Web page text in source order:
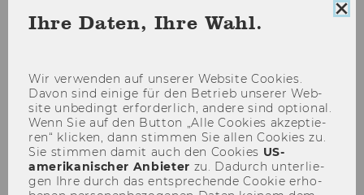
Mai 2012
Ihre Daten, Ihre Wahl.
Wir ver­wen­den auf un­se­rer Web­site Coo­kies.
Davon sind ei­ni­ge für den Be­trieb un­se­rer Web­
site un­be­dingt er­for­der­lich, an­de­re sind op­tio­nal.
Wenn Sie auf den But­ton „Alle Coo­kies ak­zep­tie­
ren“ kli­cken, dann stim­men Sie allen Coo­kies zu.
Sie stim­men damit auch den Coo­kies US-​
amerikanischer An­bie­ter zu. Da­durch un­ter­lie­
gen Ihre durch das ent­spre­chen­de Coo­kie er­ho­